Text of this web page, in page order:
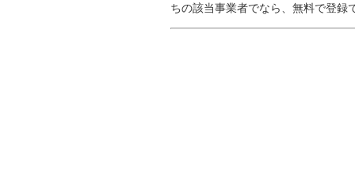
ちの該当事業者でなら、無料で登録